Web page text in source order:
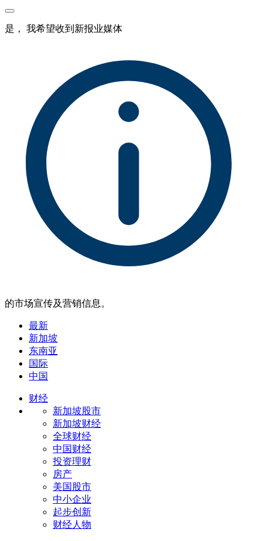
是， 我希望收到新报业媒体
的市场宣传及营销信息。
最新
新加坡
东南亚
国际
中国
财经
新加坡股市
新加坡财经
全球财经
中国财经
投资理财
房产
美国股市
中小企业
起步创新
财经人物